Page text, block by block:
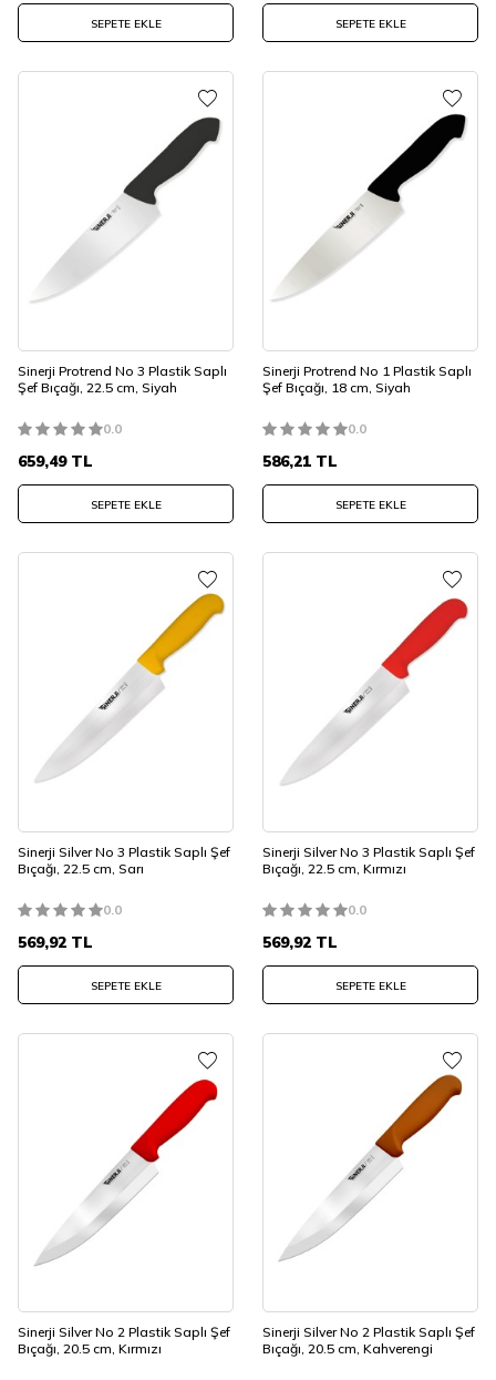
SEPETE EKLE SEPETE EKLE
Sinerji Protrend No 3 Plastik Saplı
Şef Bıçağı, 22.5 cm, Siyah
0.0
659,49TL
SEPETE EKLE
Sinerji Protrend No 1 Plastik Saplı
Şef Bıçağı, 18 cm, Siyah
0.0
586,21 TL
SEPETE EKLE
Sinerji Silver No 3 Plastik Saplı Şef
Bıçağı, 22.5 cm, Sarı
0.0
569,92 TL
SEPETE EKLE
Sinerji Silver No 3 Plastik Saplı Şef
Bıçağı, 22.5 cm, Kırmızı
0.0
569,92 TL
SEPETE EKLE
Sinerji Silver No 2 Plastik Saplı Şef
Bıçağı, 20.5 cm, Kırmızı
Sinerji Silver No 2 Plastik Saplı Şef
Bıçağı, 20.5 cm, Kahverengi